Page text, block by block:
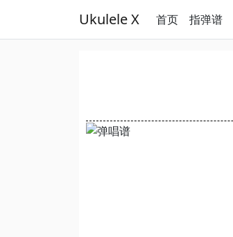
Ukulele X 首页 指弹谱